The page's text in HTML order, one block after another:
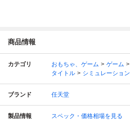
商品情報
カテゴリ おもちゃ、ゲーム ゲーム
タイトル
シミュレーション
ブランド 任天堂
製品情報 スペック・価格相場を見る